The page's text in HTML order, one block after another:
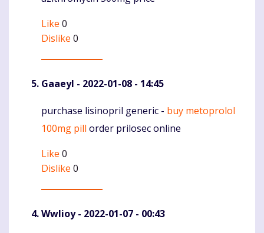
Like 0
Dislike 0
Gaaeyl - 2022-01-08 - 14:45
Komentaras
purchase lisinopril generic - buy metoprolol
100mg pill order prilosec online
Like 0
Dislike 0
Wwlioy- 2022-01-07 - 00:43